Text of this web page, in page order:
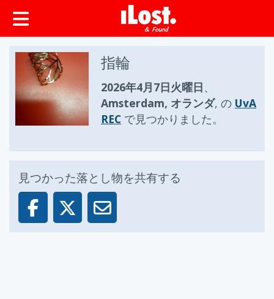
ップ
指輪
2026年4月7日火曜日、
Amsterdam, オランダ, の UvA
REC で見つかりました。
見つかった落とし物を共有する